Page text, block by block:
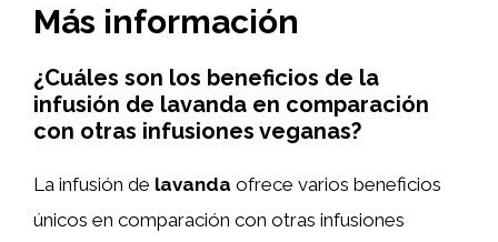
Más información
¿Cuáles son los beneficios de la
infusión de lavanda en comparación
con otras infusiones veganas?
La infusión de lavanda ofrece varios beneficios
únicos en comparación con otras infusiones